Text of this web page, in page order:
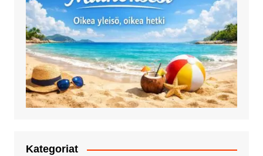
Kategoriat